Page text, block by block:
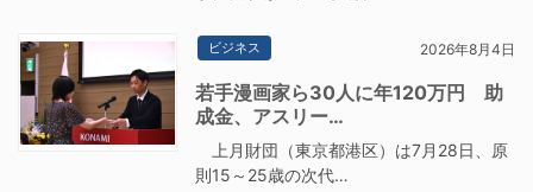
ビジネス 2026年8月4日
若手漫画家ら30人に年120万円 助
成金、アスリー…
上月財団（東京都港区）は7月28日、原
則15～25歳の次代…